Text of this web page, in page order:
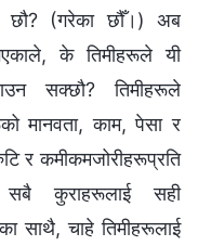
छौ? (गरेका छौँ।) अब
के तिमीहरूले यी
सक्छौ? तिमीहरूले
मानवता, काम, पेसा र
र कमीकमजोरीहरूप्रति
सबै कुराहरूलाई सही
साथै, चाहे तिमीहरूलाई